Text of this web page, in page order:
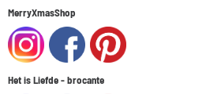
MerryXmasShop
Het is Liefde - brocante